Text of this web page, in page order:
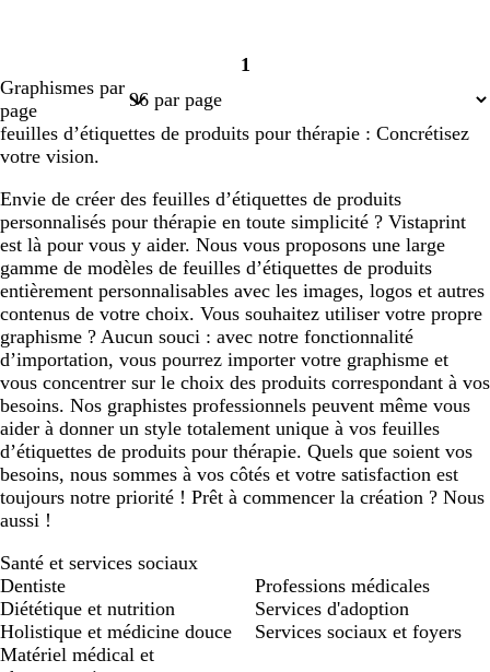
Page
1
Graphismes par
page
feuilles d’étiquettes de produits pour thérapie : Concrétisez
votre vision.
Envie de créer des feuilles d’étiquettes de produits
personnalisés pour thérapie en toute simplicité ? Vistaprint
est là pour vous y aider. Nous vous proposons une large
gamme de modèles de feuilles d’étiquettes de produits
entièrement personnalisables avec les images, logos et autres
contenus de votre choix. Vous souhaitez utiliser votre propre
graphisme ? Aucun souci : avec notre fonctionnalité
d’importation, vous pourrez importer votre graphisme et
vous concentrer sur le choix des produits correspondant à vos
besoins. Nos graphistes professionnels peuvent même vous
aider à donner un style totalement unique à vos feuilles
d’étiquettes de produits pour thérapie. Quels que soient vos
besoins, nous sommes à vos côtés et votre satisfaction est
toujours notre priorité ! Prêt à commencer la création ? Nous
aussi !
Santé et services sociaux
Dentiste
Diététique et nutrition
Holistique et médicine douce
Matériel médical et
Professions médicales
Services d'adoption
Services sociaux et foyers